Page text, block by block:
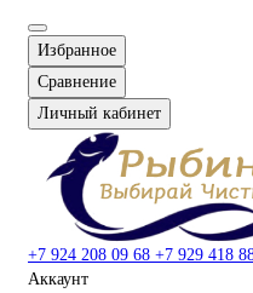
Избранное
Сравнение
Личный кабинет
+7 924 208 09 68 +7 929 418
Аккаунт